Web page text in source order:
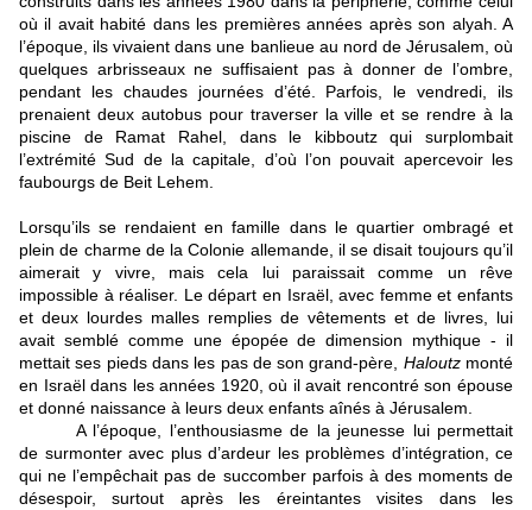
où il avait habité dans les premières années après son alyah. A
l’époque, ils vivaient dans une banlieue au nord de Jérusalem, où
quelques arbrisseaux ne suffisaient pas à donner de l’ombre,
pendant les chaudes journées d’été. Parfois, le vendredi, ils
prenaient deux autobus pour traverser la ville et se rendre à la
piscine de Ramat Rahel, dans le kibboutz qui surplombait
l’extrémité Sud de la capitale, d’où l’on pouvait apercevoir les
faubourgs de Beit Lehem.
Lorsqu’ils se rendaient en famille dans le quartier ombragé et
plein de charme de la Colonie allemande, il se disait toujours qu’il
aimerait y vivre, mais cela lui paraissait comme un rêve
impossible à réaliser. Le départ en Israël, avec femme et enfants
et deux lourdes malles remplies de vêtements et de livres, lui
avait semblé comme une épopée de dimension mythique - il
mettait ses pieds dans les pas de son grand-père, Haloutz monté
en Israël dans les années 1920, où il avait rencontré son épouse
et donné naissance à leurs deux enfants aînés à Jérusalem.
A l’époque, l’enthousiasme de la jeunesse lui permettait
de surmonter avec plus d’ardeur les problèmes d’intégration, ce
qui ne l’empêchait pas de succomber parfois à des moments de
désespoir, surtout après les éreintantes visites dans les